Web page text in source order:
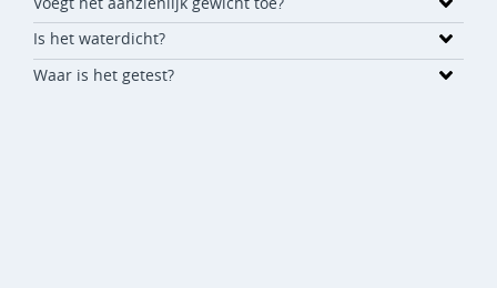
Is het waterdicht?
Waar is het getest?